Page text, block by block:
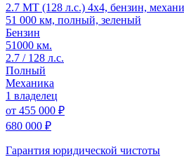
2.7 MT (128 л.с.) 4x4, бензин,
51 000 км, полный, зеленый
Бензин
51000 км.
2.7 / 128 л.с.
Полный
Механика
1 владелец
от 455 000 ₽
680 000 ₽
Гарантия юридической чистоты